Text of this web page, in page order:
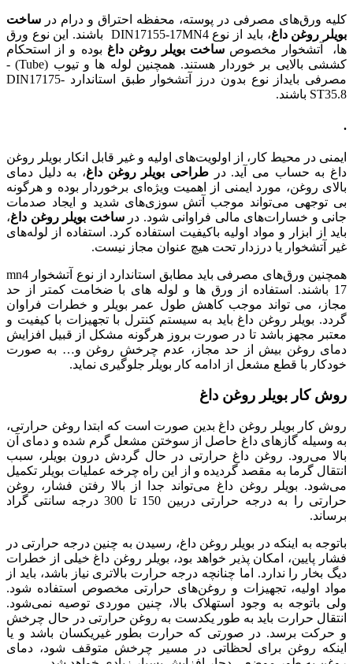
کلیه ورق‌های مصرفی در پوسته، محفظه احتراق و درام در ساخت
بویلر روغن داغ
، باید از نوع DIN17155-17MN4 باشند. این نوع ورق
ها، آتشخوار مخصوص ساخت بویلر روغن داغ بوده و از استحکام
کششی بالایی بر خوردار هستند. همچنین لوله ها و تیوب (Tube)­ ­
مصرفی بایداز نوع بدون ­درز آتش­خوار­ طبق ­استاندارد DIN17175-
ST35.8 باشند.
.
ایمنی در محیط کار، از اولویت‌های اولیه و غیر قابل انکار بویلر روغن
داغ به حساب می آید. در طراحی بویلر روغن داغ، به دلیل دمای
بالای روغن، مورد ایمنی از اهمیت ویژه‌ای برخوردار بوده و هرگونه
بی توجهی می‌تواند موجب آتش سوزی‌های شدید و ایجاد صدمات
جانی و خسارات‌های مالی فراوانی شود. درساخت بویلر روغن داغ،
باید از ابزار و مواد اولیه باکیفیت استفاده کرد. استفاده از لوله‌های
غیر آتشخوار یا درزدار تحت هیچ عنوان مجاز نیست.
همچنین ورق‌های مصرفی باید مطابق استاندارد از نوع آتشخوار mn4
17 باشند. استفاده از ورق ها و لوله های با ضخامت کمتر از حد
مجاز، می تواند موجب کاهش طول عمر بویلر و خطرات فراوان
گردد. بویلر روغن داغ باید به سیستم کنترل با تجهیزات با کیفیت و
معتبر مجهز باشد تا در صورت بروز هرگونه مشکل از قبیل افزایش
دمای روغن بیش از حد مجاز، عدم چرخش روغن و… به صورت
خودکار با قطع مشعل از ادامه کار بویلر جلوگیری نماید.
روش کار بویلر روغن داغ
روش کار بویلر روغن داغ بدین صورت است که ابتدا روغن حرارتی،
به وسیله گازهای داغ حاصل از سوختن مشعل گرم شده و دمای آن
بالا می‌رود. روغن داغ حرارتی در حال گردش درون بویلر، سبب
انتقال گرما به مقصد گردیده و از این راه چرخه عملیات بویلر تکمیل
می‌شود. بویلر روغن داغ می‌تواند جدا از بالا رفتن فشار، روغن
حرارتی را به درجه حرارتی دربین 150 تا 300 درجه سانتی گراد
برساند.
باتوجه به اینکه در بویلر روغن داغ، رسیدن به چنین درجه حرارتی در
فشار پایین، امکان پذیر خواهد بود، بویلر روغن داغ خیلی از خطرات
دیگ بخار را ندارد. اما چنانچه درجه حرارت بالاتری نیاز باشد، باید از
مواد اولیه، تجهیزات و روغن‌های حرارتی مخصوص استفاده شود.
ولی باتوجه به وجود استهلاک بالا، چنین موردی توصیه نمی‌شود.
انتقال حرارت باید به طور یکدست به روغن حرارتی در حال چرخش
و حرکت برسد. در صورتی که حرارت بطور غیریکسان باشد و یا
اینکه روغن برای لحظاتی در مسیر چرخش متوقف شود، دمای